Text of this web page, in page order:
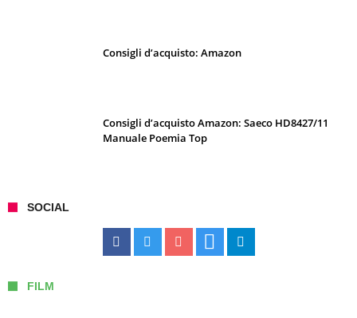
Consigli d’acquisto: Amazon
Consigli d’acquisto Amazon: Saeco HD8427/11
Manuale Poemia Top
SOCIAL
FILM